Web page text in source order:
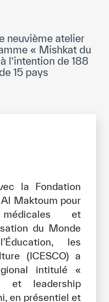
Qualité et
durable
l’ICESCO
neuvième atelier
« Mishkat du
l’intention de 188
15 pays
la Fondation
Maktoum pour
et
du Monde
les
(ICESCO) a
intitulé «
et leadership
en présentiel et